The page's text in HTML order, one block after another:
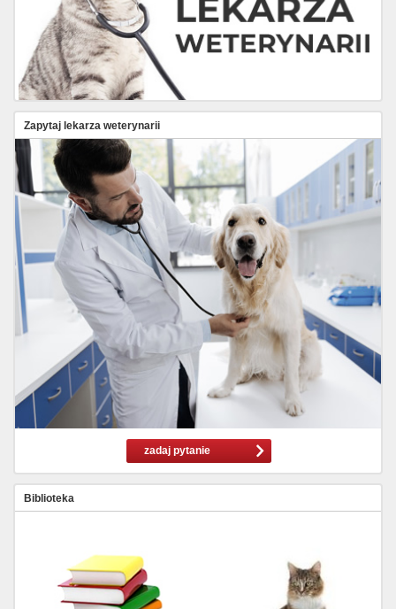
Zapytaj lekarza weterynarii
zadaj pytanie
Biblioteka